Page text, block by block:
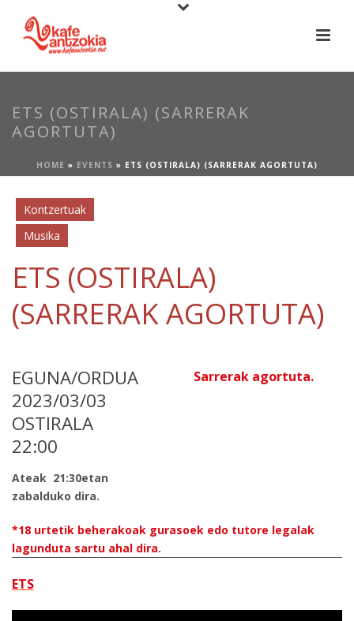
ETS (OSTIRALA) (SARRERAK
AGORTUTA)
HOME » EVENTS » ETS (OSTIRALA) (SARRERAK AGORTUTA)
Kontzertuak
Musika
ETS (OSTIRALA)
(SARRERAK AGORTUTA)
EGUNA/ORDUA
2023/03/03
OSTIRALA
22:00
Ateak 21:30etan
zabalduko dira.
Sarrerak agortuta.
*18 urtetik beherakoak gurasoek edo tutore legalak
lagunduta sartu ahal dira.
ETS